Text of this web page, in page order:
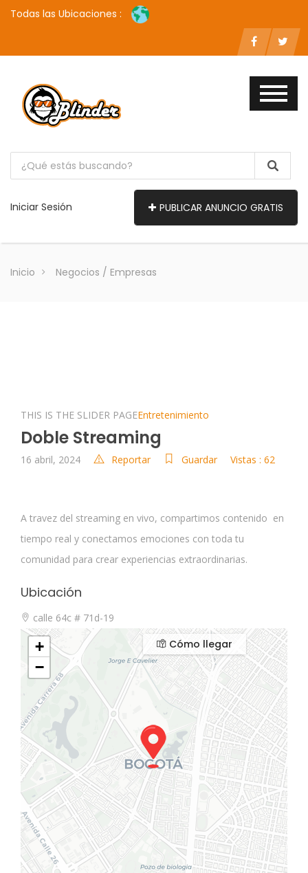
Todas las Ubicaciones :
Iniciar Sesión PUBLICAR ANUNCIO GRATIS
Inicio Negocios / Empresas
THIS IS THE SLIDER PAGEEntretenimiento
Doble Streaming
16 abril, 2024 Reportar Guardar Vistas : 62
A travez del streaming en vivo, compartimos contenido en
tiempo real y conectamos emociones con toda tu
comunidad para crear experiencias extraordinarias.
Ubicación
calle 64c # 71d-19
+
−
Cómo llegar